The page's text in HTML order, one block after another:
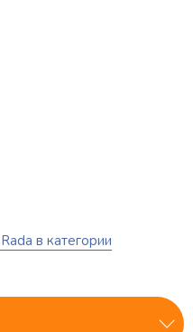
в категории